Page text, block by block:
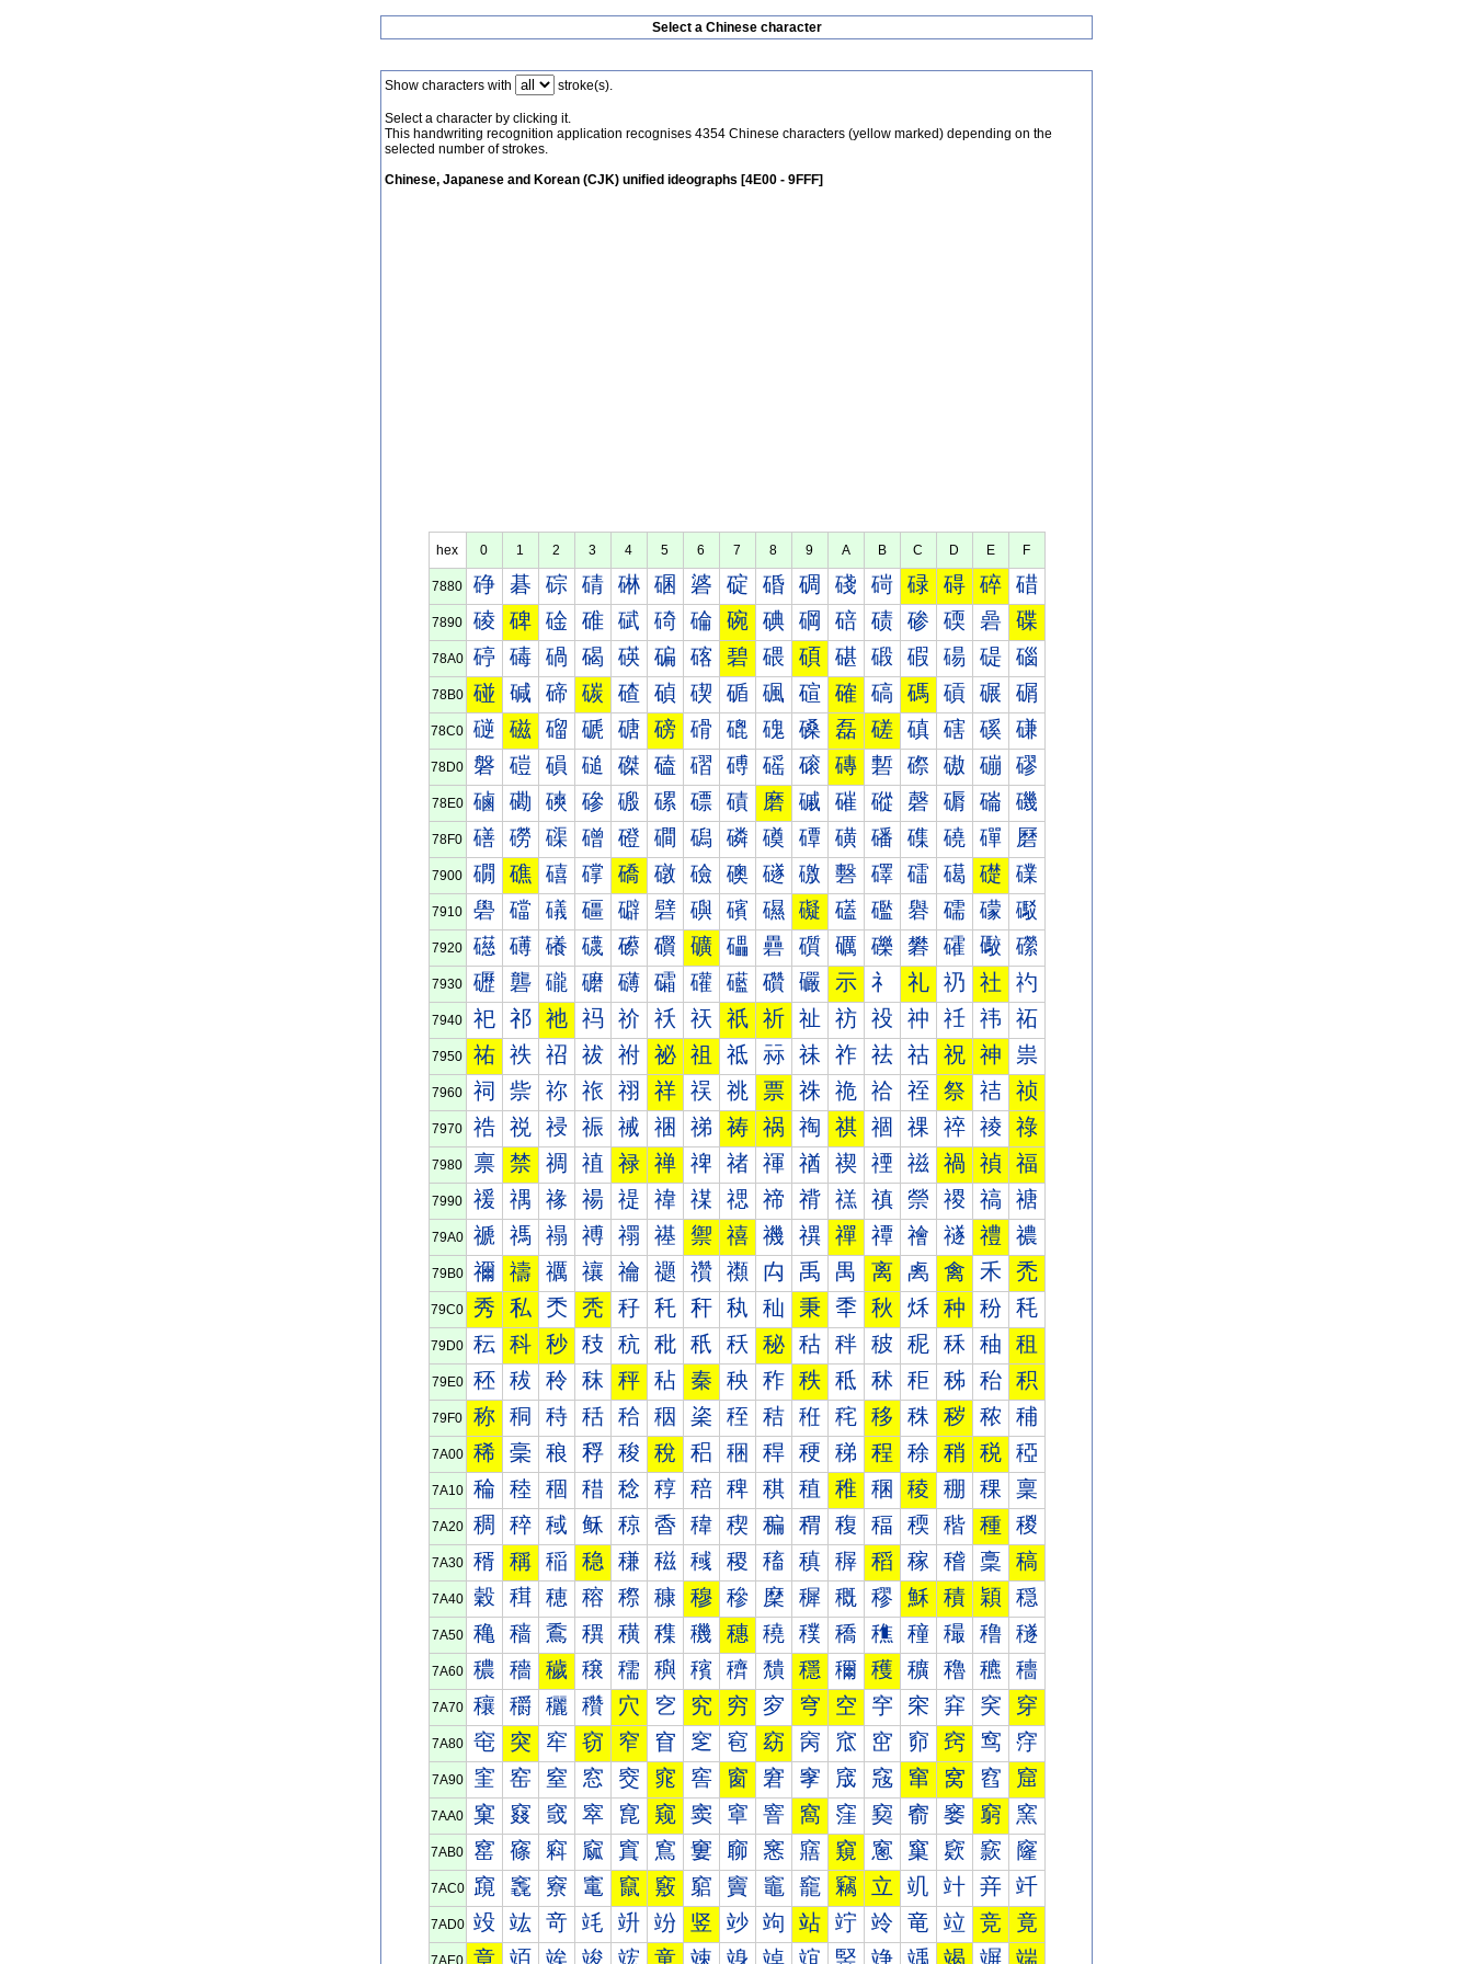
Select a Chinese character
Show characters with stroke(s).
Select a character by clicking it.
This handwriting recognition application recognises 4354 Chinese characters (yellow marked) depending on the
selected number of strokes.
Chinese, Japanese and Korean (CJK) unified ideographs [4E00 - 9FFF]
hex 0 1 2 3 4 5 6 7 8 9 A B C D E F
7880 碀 碁 碂 碃 碄 碅 碆 碇 碈 碉 碊 碋 碌 碍 碎 碏
7890 碐 碑 碒 碓 碔 碕 碖 碗 碘 碙 碚 碛 碜 碝 碞 碟
78A0 碠 碡 碢 碣 碤 碥 碦 碧 碨 碩 碪 碫 碬 碭 碮 碯
78B0 碰 碱 碲 碳 碴 碵 碶 碷 碸 碹 確 碻 碼 碽 碾 碿
78C0 磀 磁 磂 磃 磄 磅 磆 磇 磈 磉 磊 磋 磌 磍 磎 磏
78D0 磐 磑 磒 磓 磔 磕 磖 磗 磘 磙 磚 磛 磜 磝 磞 磟
78E0 磠 磡 磢 磣 磤 磥 磦 磧 磨 磩 磪 磫 磬 磭 磮 磯
78F0 磰 磱 磲 磳 磴 磵 磶 磷 磸 磹 磺 磻 磼 磽 磾 磿
7900 礀 礁 礂 礃 礄 礅 礆 礇 礈 礉 礊 礋 礌 礍 礎 礏
7910 礐 礑 礒 礓 礔 礕 礖 礗 礘 礙 礚 礛 礜 礝 礞 礟
7920 礠 礡 礢 礣 礤 礥 礦 礧 礨 礩 礪 礫 礬 礭 礮 礯
7930 礰 礱 礲 礳 礴 礵 礶 礷 礸 礹 示 礻 礼 礽 社 礿
7940 祀 祁 祂 祃 祄 祅 祆 祇 祈 祉 祊 祋 祌 祍 祎 祏
7950 祐 祑 祒 祓 祔 祕 祖 祗 祘 祙 祚 祛 祜 祝 神 祟
7960 祠 祡 祢 祣 祤 祥 祦 祧 票 祩 祪 祫 祬 祭 祮 祯
7970 祰 祱 祲 祳 祴 祵 祶 祷 祸 祹 祺 祻 祼 祽 祾 祿
7980 禀 禁 禂 禃 禄 禅 禆 禇 禈 禉 禊 禋 禌 禍 禎 福
7990 禐 禑 禒 禓 禔 禕 禖 禗 禘 禙 禚 禛 禜 禝 禞 禟
79A0 禠 禡 禢 禣 禤 禥 禦 禧 禨 禩 禪 禫 禬 禭 禮 禯
79B0 禰 禱 禲 禳 禴 禵 禶 禷 禸 禹 禺 离 禼 禽 禾 禿
79C0 秀 私 秂 秃 秄 秅 秆 秇 秈 秉 秊 秋 秌 种 秎 秏
79D0 秐 科 秒 秓 秔 秕 秖 秗 秘 秙 秚 秛 秜 秝 秞 租
79E0 秠 秡 秢 秣 秤 秥 秦 秧 秨 秩 秪 秫 秬 秭 秮 积
79F0 称 秱 秲 秳 秴 秵 秶 秷 秸 秹 秺 移 秼 秽 秾 秿
7A00 稀 稁 稂 稃 稄 稅 稆 稇 稈 稉 稊 程 稌 稍 税 稏
7A10 稐 稑 稒 稓 稔 稕 稖 稗 稘 稙 稚 稛 稜 稝 稞 稟
7A20 稠 稡 稢 稣 稤 稥 稦 稧 稨 稩 稪 稫 稬 稭 種 稯
7A30 稰 稱 稲 稳 稴 稵 稶 稷 稸 稹 稺 稻 稼 稽 稾 稿
7A40 穀 穁 穂 穃 穄 穅 穆 穇 穈 穉 穊 穋 穌 積 穎 穏
7A50 穐 穑 穒 穓 穔 穕 穖 穗 穘 穙 穚 穛 穜 穝 穞 穟
7A60 穠 穡 穢 穣 穤 穥 穦 穧 穨 穩 穪 穫 穬 穭 穮 穯
7A70 穰 穱 穲 穳 穴 穵 究 穷 穸 穹 空 穻 穼 穽 穾 穿
7A80 窀 突 窂 窃 窄 窅 窆 窇 窈 窉 窊 窋 窌 窍 窎 窏
7A90 窐 窑 窒 窓 窔 窕 窖 窗 窘 窙 窚 窛 窜 窝 窞 窟
7AA0 窠 窡 窢 窣 窤 窥 窦 窧 窨 窩 窪 窫 窬 窭 窮 窯
7AB0 窰 窱 窲 窳 窴 窵 窶 窷 窸 窹 窺 窻 窼 窽 窾 窿
7AC0 竀 竁 竂 竃 竄 竅 竆 竇 竈 竉 竊 立 竌 竍 竎 竏
7AD0 竐 竑 竒 竓 竔 竕 竖 竗 竘 站 竚 竛 竜 竝 竞 竟
7AE0 章 竡 竢 竣 竤 童 竦 竧 竨 竩 竪 竫 竬 竭 竮 端